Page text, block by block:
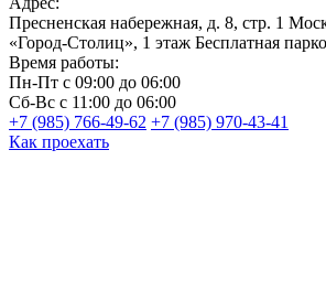
Пресненская набережная, д. 8, стр. 1
«Город-Столиц», 1 этаж Бесплатная
Время работы:
Пн-Пт с 09:00 до 06:00
Сб-Вс с 11:00 до 06:00
+7 (985) 766-49-62 +7 (985) 970-43-41
Как проехать